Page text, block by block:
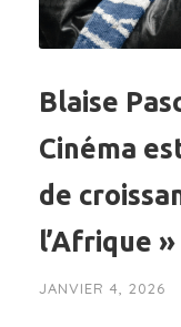
Blaise
Cinéma
de
l’Afrique »
JANVIER 4, 2026